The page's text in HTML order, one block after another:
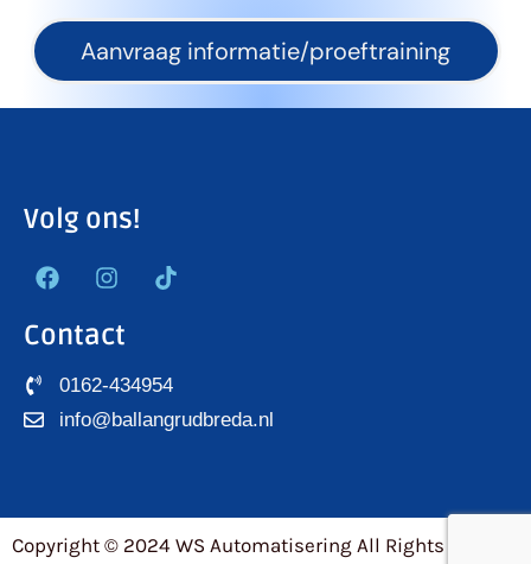
Aanvraag informatie/proeftraining
Volg ons!
Contact
0162-434954
info@ballangrudbreda.nl
Copyright © 2024 WS Automatisering All Rights